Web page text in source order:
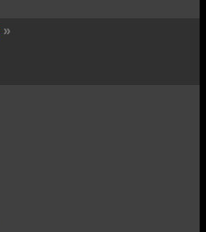
»